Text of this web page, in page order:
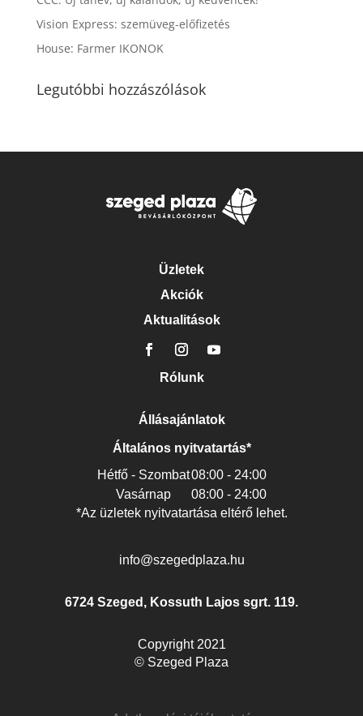
Vision Express: szemüveg-előfizetés
House: Farmer IKONOK
Legutóbbi hozzászólások
Üzletek
Akciók
Aktualitások
Rólunk
Állásajánlatok
Általános nyitvatartás*
Hétfő - Szombat08:00 - 24:00
Vasárnap
08:00 - 24:00
*Az üzletek nyitvatartása eltérő lehet.
info@szegedplaza.hu
6724 Szeged, Kossuth Lajos sgrt. 119.
Copyright 2021
© Szeged Plaza